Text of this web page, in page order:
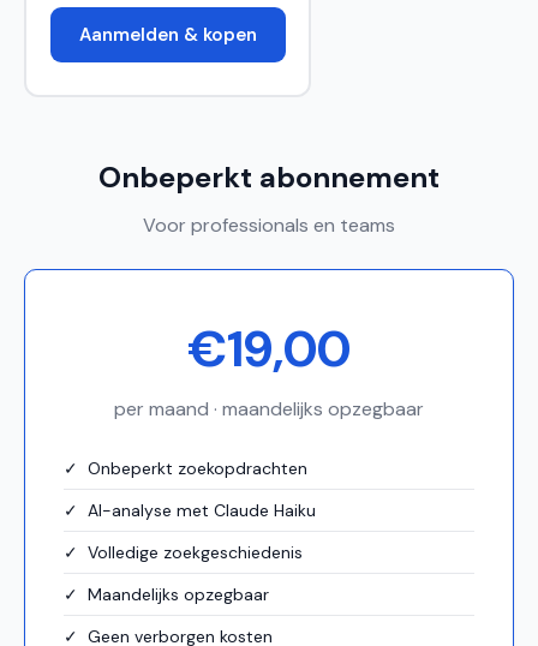
Aanmelden & kopen
Onbeperkt abonnement
Voor professionals en teams
€19,00
per maand · maandelijks opzegbaar
✓ Onbeperkt zoekopdrachten
✓ AI-analyse met Claude Haiku
✓ Volledige zoekgeschiedenis
✓ Maandelijks opzegbaar
✓ Geen verborgen kosten